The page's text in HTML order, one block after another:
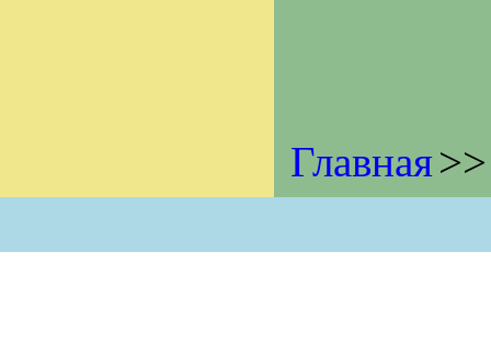
Главная>>